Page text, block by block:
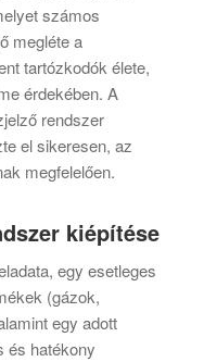
számos
megléte a
tartózkodók élete,
érdekében. A
rendszer
el sikeresen, az
megfelelően.
kiépítése
egy esetleges
(gázok,
egy adott
és hatékony